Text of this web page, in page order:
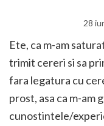
28
Ete, ca m-am
trimit cereri si sa
fara legatura cu
prost, asa ca m-am
cunostintele/